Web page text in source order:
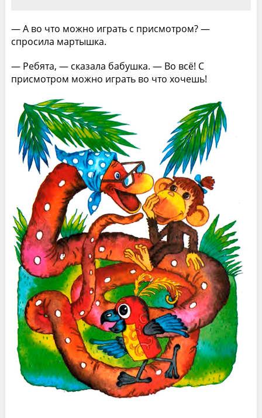
— А во что можно играть с присмотром? —
спросила мартышка.
— Ребята, — сказала бабушка. — Во всё! С
присмотром можно играть во что хочешь!